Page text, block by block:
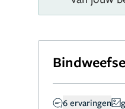
6 ervaringen